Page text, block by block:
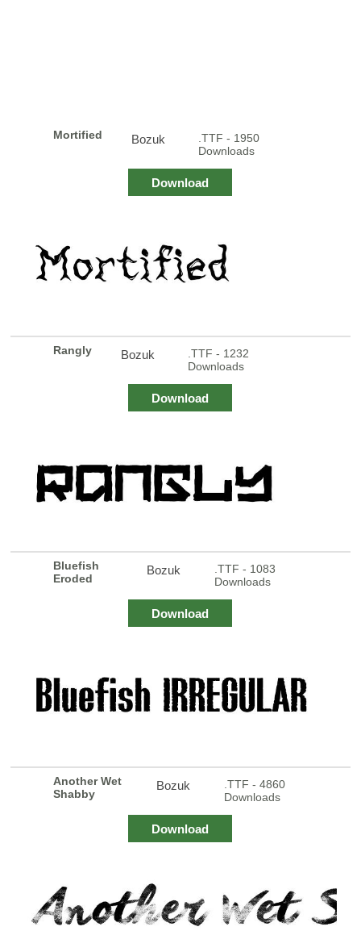
Mortified Bozuk
.TTF - 1950
Downloads
Download
Rangly Bozuk
.TTF - 1232
Downloads
Download
Bluefish
Eroded
Bozuk
.TTF - 1083
Downloads
Download
Another Wet
Shabby
Bozuk
.TTF - 4860
Downloads
Download